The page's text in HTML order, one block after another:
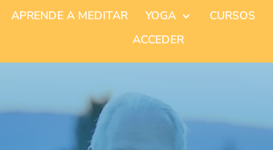
APRENDE A MEDITAR YOGA CURSOS
ACCEDER